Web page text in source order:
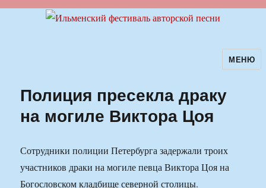
Ильменский фестиваль авторскойМЕНЮ
Полиция пресекла драку
на могиле Виктора Цоя
Сотрудники полиции Петербурга задержали троих
участников драки на могиле певца Виктора Цоя на
Богословском кладбище северной столицы.